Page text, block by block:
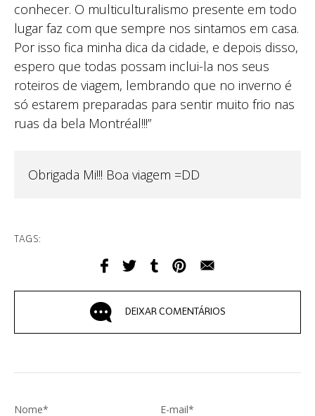
conhecer. O multiculturalismo presente em todo
lugar faz com que sempre nos sintamos em casa.
Por isso fica minha dica da cidade, e depois disso,
espero que todas possam inclui-la nos seus
roteiros de viagem, lembrando que no inverno é
só estarem preparadas para sentir muito frio nas
ruas da bela Montréal!!!”
Obrigada Mi!!! Boa viagem =DD
TAGS:
DEIXAR COMENTÁRIOS
Nome* E-mail*